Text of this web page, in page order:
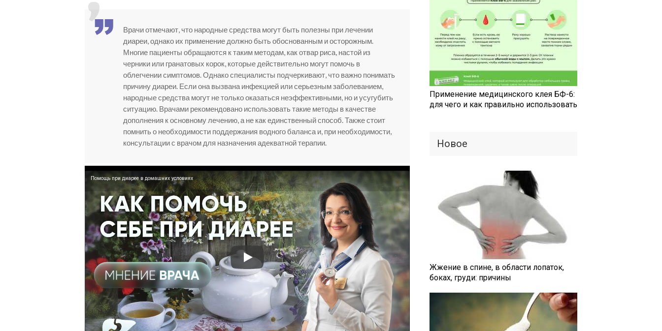
Врачи отмечают, что народные средства могут быть полезны при лечении
диареи, однако их применение должно быть обоснованным и осторожным.
Многие пациенты обращаются к таким методам, как отвар риса, настой из
черники или гранатовых корок, которые действительно могут помочь в
облегчении симптомов. Однако специалисты подчеркивают, что важно понимать
причину диареи. Если она вызвана инфекцией или серьезным заболеванием,
народные средства могут не только оказаться неэффективными, но и усугубить
ситуацию. Врачами рекомендовано использовать такие методы в качестве
дополнения к основному лечению, а не как единственный способ. Также стоит
помнить о необходимости поддержания водного баланса и, при необходимости,
консультации с врачом для назначения адекватной терапии.
Помощь при диарее в домашних условиях
Применение медицинского клея БФ-6:
для чего и как правильно использовать
Новое
Жжение в спине, в области лопаток,
боках, груди: причины